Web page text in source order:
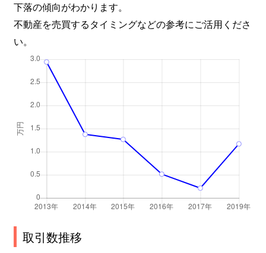
下落の傾向がわかります。
不動産を売買するタイミングなどの参考にご活用くださ
い。
取引数推移